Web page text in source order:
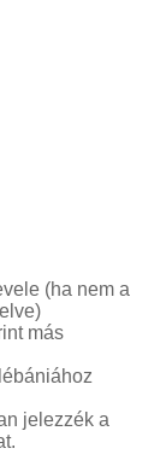
(ha nem a
más
jelezzék a